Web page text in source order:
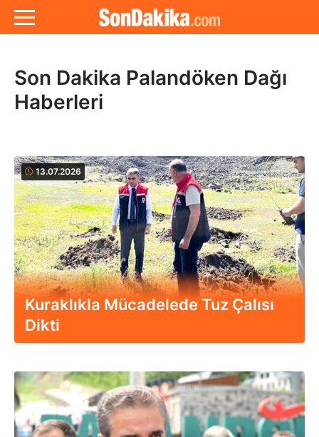
Son Dakika Palandöken Dağı
Haberleri
13.07.2026
Kuraklıkla Mücadelede Tuz Çalısı
Dikti
04.07.2026